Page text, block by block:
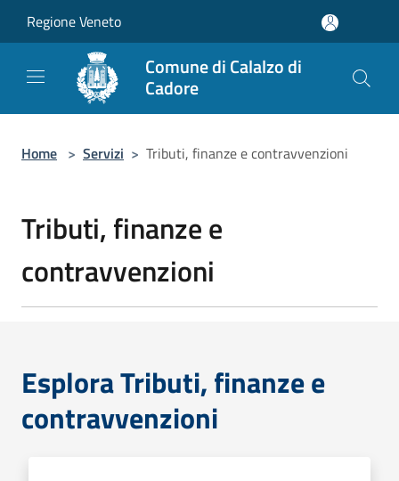
Regione Veneto
Comune di Calalzo di
Cadore
Home > Servizi > Tributi, finanze e contravvenzioni
Tributi, finanze e
contravvenzioni
Esplora Tributi, finanze e
contravvenzioni